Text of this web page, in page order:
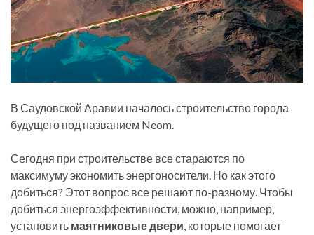
В Саудовской Аравии началось строительство города
будущего под названием Neom.
Сегодня при строительстве все стараются по
максимуму экономить энергоносители. Но как этого
добиться? Этот вопрос все решают по-разному. Чтобы
добиться энергоэффективности, можно, например,
установить маятниковые двери, которые помогает